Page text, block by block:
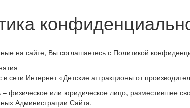
на сайте, Вы соглашаетесь с Политикой
в сети Интернет «Детские аттракционы от
– физическое или юридическое лицо,
Администрации Сайта.